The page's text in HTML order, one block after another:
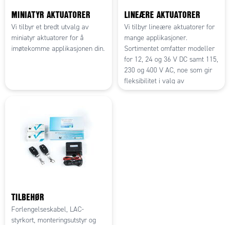
MINIATYR AKTUATORER
Vi tilbyr et bredt utvalg av
miniatyr aktuatorer for å
imøtekomme applikasjonen din.
LINEÆRE AKTUATORER
Vi tilbyr lineære aktuatorer for
mange applikasjoner.
Sortimentet omfatter modeller
for 12, 24 og 36 V DC samt 115,
230 og 400 V AC, noe som gir
fleksibilitet i valg av
strømforsyning.
TILBEHØR
Forlengelseskabel, LAC-
styrkort, monteringsutstyr og